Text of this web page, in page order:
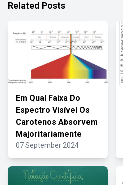
Related Posts
Em Qual Faixa Do
Espectro Visível Os
Carotenos Absorvem
Majoritariamente
07 September 2024